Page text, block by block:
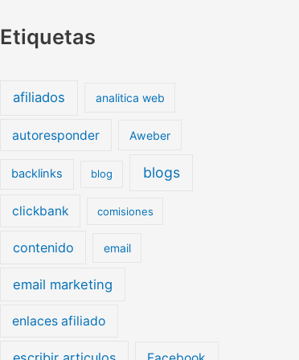
Etiquetas
afiliados analitica web
autoresponder Aweber
backlinks blog blogs
clickbank comisiones
contenido email
email marketing
enlaces afiliado